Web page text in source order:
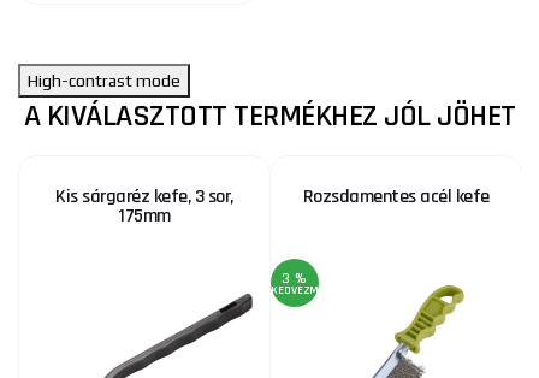
High-contrast mode
A KIVÁLASZTOTT TERMÉKHEZ JÓL JÖHET
Kis sárgaréz kefe, 3 sor,
175mm
Rozsdamentes acél kefe
3 %
KEDVEZMÉNY